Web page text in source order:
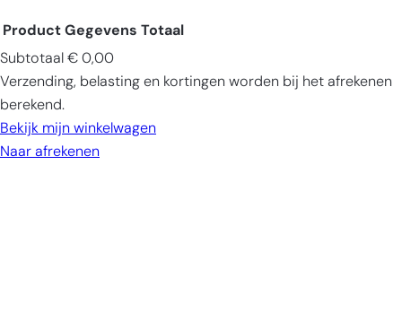
Producten
in
winkelwagen
Product Gegevens Totaal
Subtotaal € 0,00
Verzending, belasting en kortingen worden bij het afrekenen
berekend.
Bekijk mijn winkelwagen
Naar afrekenen